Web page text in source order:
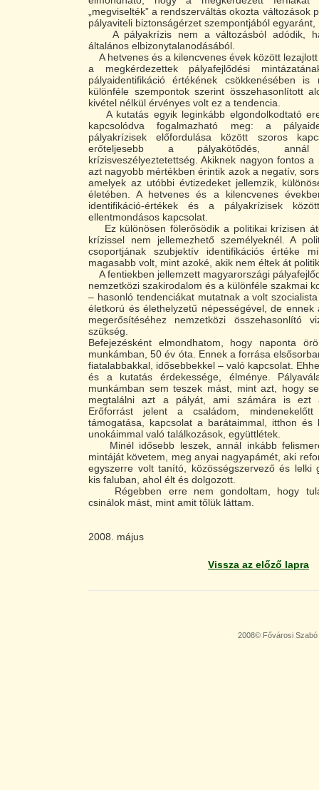
„megviselték” a rendszerváltás okozta változások
pályaviteli biztonságérzet szempontjából egyaránt,
A pályakrízis nem a változásból adódik,
általános elbizonytalanodásából.
A hetvenes és a kilencvenes évek között
a megkérdezettek pályafejlődési
pályaidentifikáció értékének csökkenésében is
különféle szempontok szerint összehasonlított
kivétel nélkül érvényes volt ez a tendencia.
A kutatás egyik leginkább elgondolkodtató
kapcsolódva fogalmazható meg: a
pályakrízisek előfordulása között szoros
erőteljesebb a pályakötődés,
krízisveszélyeztetettség. Akiknek nagyon fontos a
azt nagyobb mértékben érintik azok a negatív,
amelyek az utóbbi évtizedeket jellemzik,
életében. A hetvenes és a kilencvenes
identifikáció-értékek és a pályakrízisek
ellentmondásos kapcsolat.
Ez különösen fölerősödik a politikai krízisen
krízissel nem jellemezhető személyeknél. A
csoportjának szubjektív identifikációs értéke
magasabb volt, mint azoké, akik nem éltek át
A fentiekben jellemzett magyarországi
nemzetközi szakirodalom és a különféle szakmai
– hasonló tendenciákat mutatnak a volt
életkorú és élethelyzetű népességével, de ennek
megerősítéséhez nemzetközi összehasonlító
szükség.
Befejezésként elmondhatom, hogy naponta
munkámban, 50 év óta. Ennek a forrása
fiatalabbakkal, idősebbekkel – való kapcsolat.
és a kutatás érdekessége, élménye.
munkámban sem teszek mást, mint azt, hogy
megtalálni azt a pályát, ami számára is ezt
Erőforrást jelent a családom,
támogatása, kapcsolat a barátaimmal, itthon és
unokáimmal való találkozások, együttlétek.
Minél idősebb leszek, annál inkább
mintáját követem, meg anyai nagyapámét, aki
egyszerre volt tanító, közösségszervező és lelki
kis faluban, ahol élt és dolgozott.
Régebben erre nem gondoltam, hogy
csinálok mást, mint amit tőlük láttam.
2008. május
Vissza az előző lapra
2008© Fővárosi